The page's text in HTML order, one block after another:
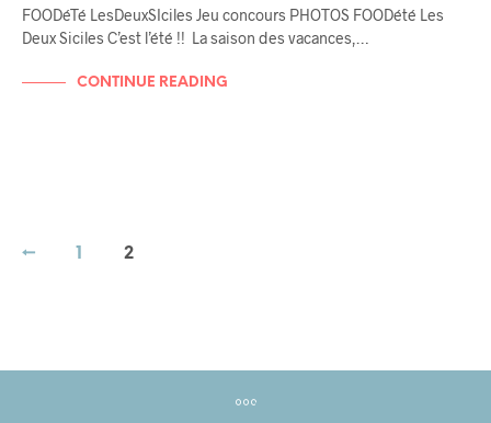
FOODéTé LesDeuxSIciles Jeu concours PHOTOS FOODété Les
Deux Siciles C’est l’été !! La saison des vacances,…
CONTINUE READING
← 1 2